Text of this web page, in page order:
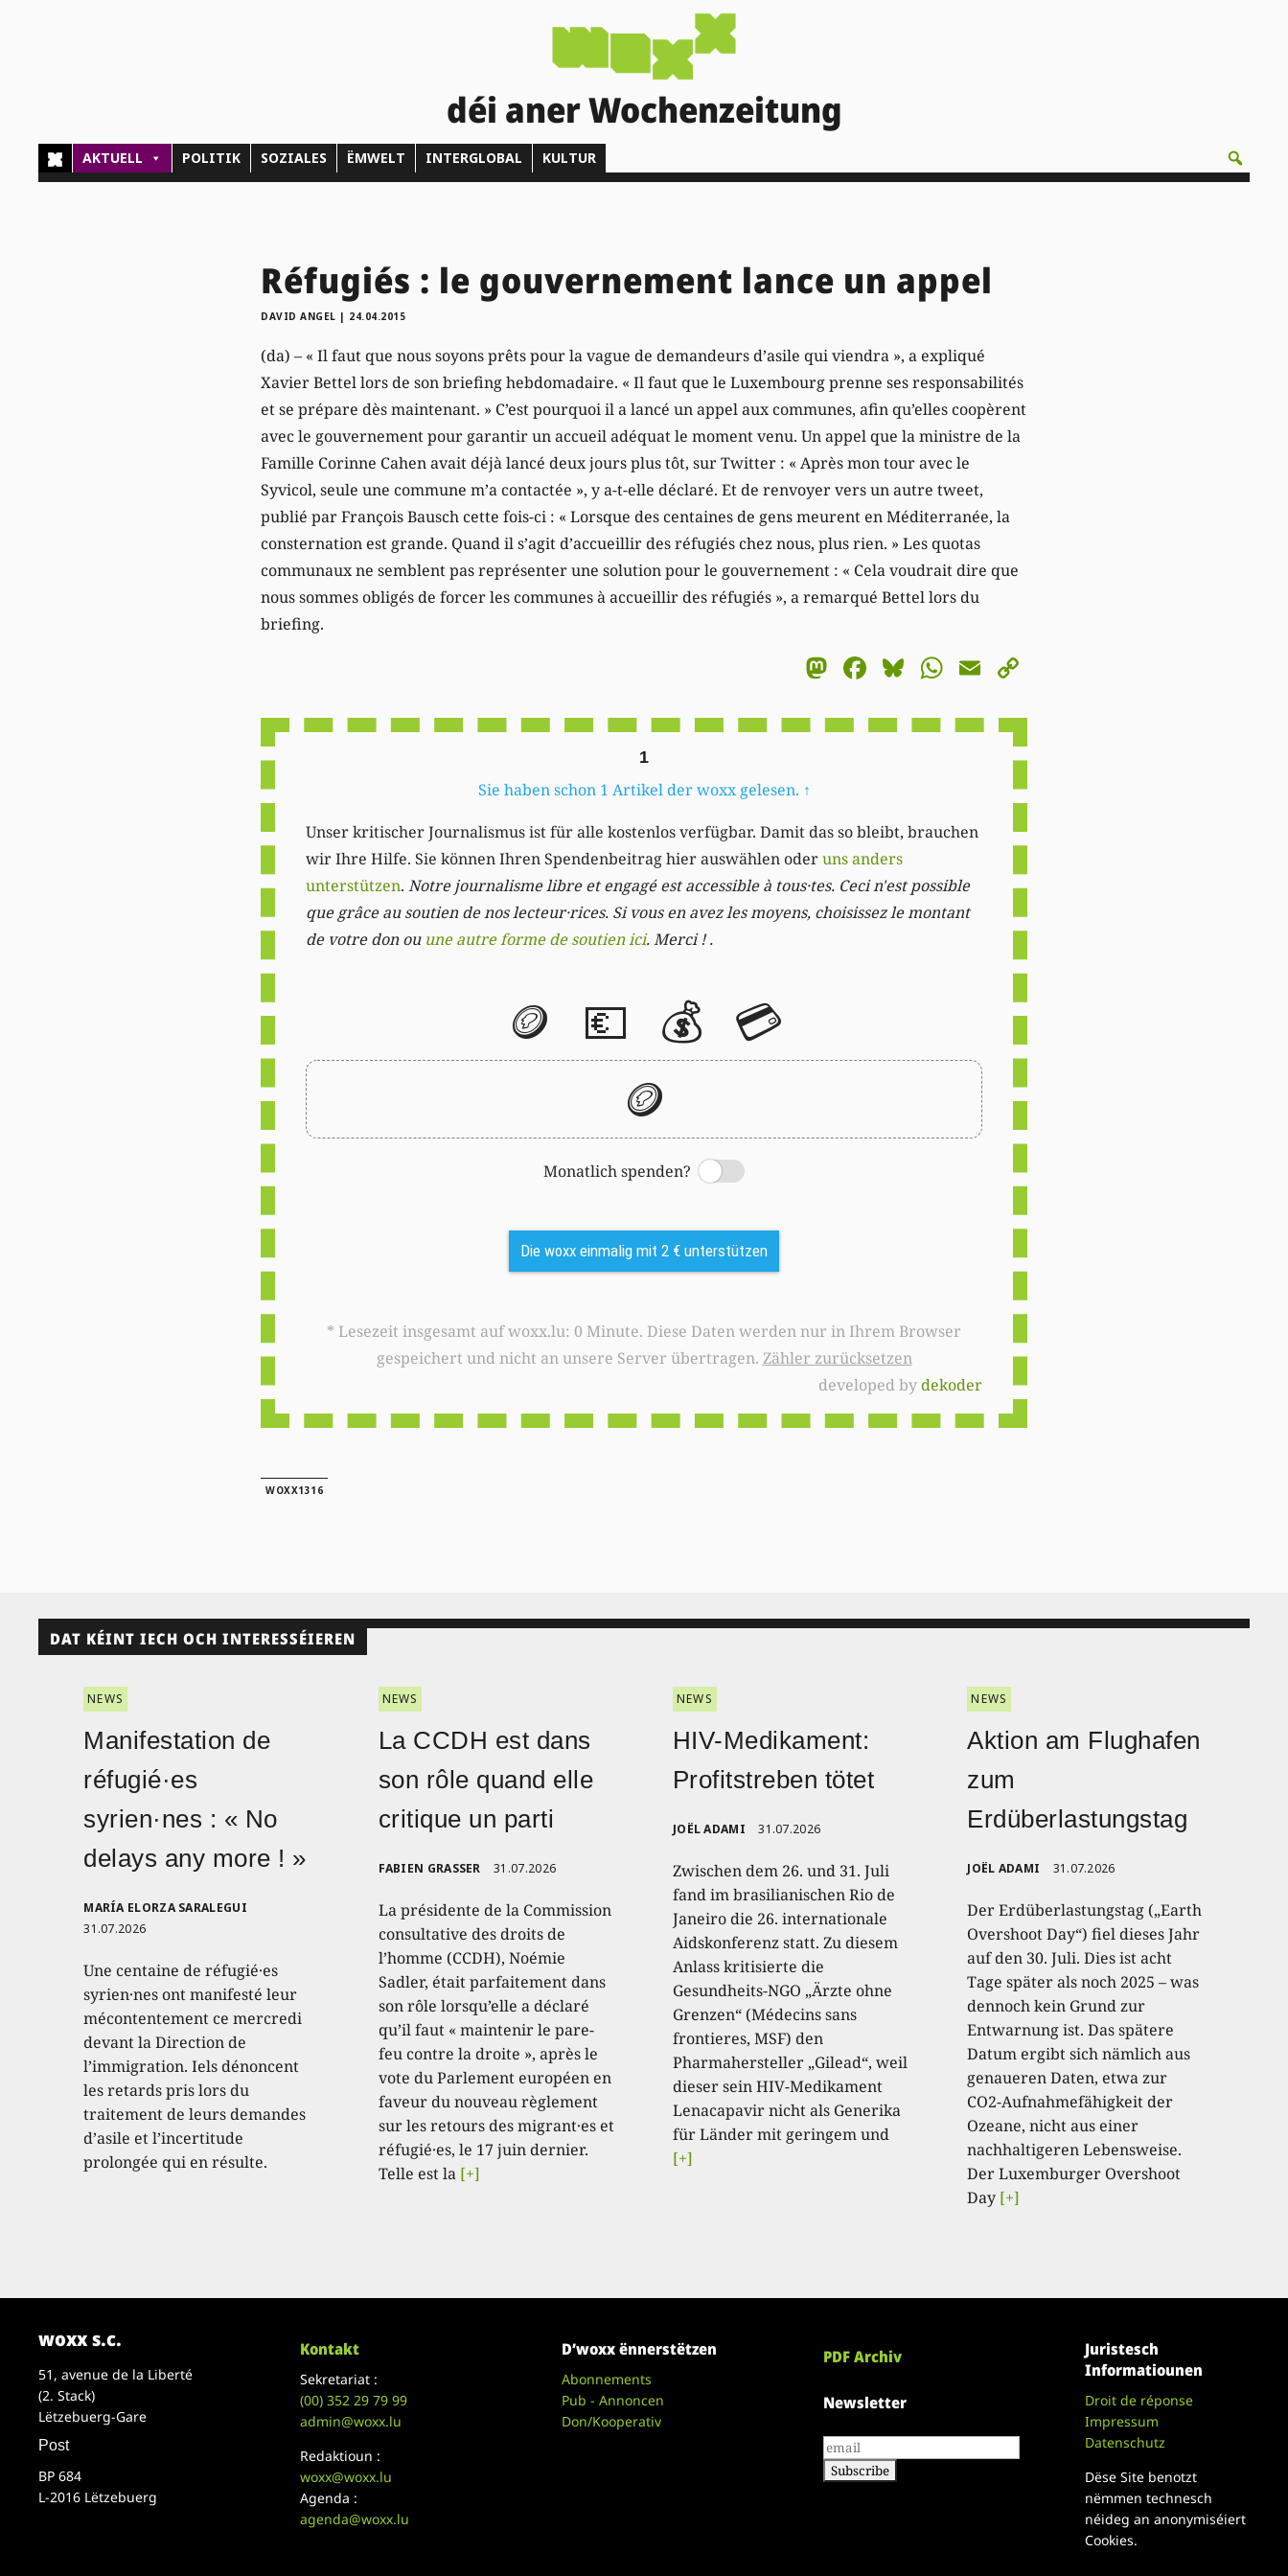
déi aner Wochenzeitung
AKTUELL POLITIK SOZIALES ËMWELT INTERGLOBAL KULTUR
Réfugiés : le gouvernement lance un appel
DAVID ANGEL | 24.04.2015
(da) – « Il faut que nous soyons prêts pour la vague de demandeurs d’asile qui viendra », a expliqué
Xavier Bettel lors de son briefing hebdomadaire. « Il faut que le Luxembourg prenne ses responsabilités
et se prépare dès maintenant. » C’est pourquoi il a lancé un appel aux communes, afin qu’elles coopèrent
avec le gouvernement pour garantir un accueil adéquat le moment venu. Un appel que la ministre de la
Famille Corinne Cahen avait déjà lancé deux jours plus tôt, sur Twitter : « Après mon tour avec le
Syvicol, seule une commune m’a contactée », y a-t-elle déclaré. Et de renvoyer vers un autre tweet,
publié par François Bausch cette fois-ci : « Lorsque des centaines de gens meurent en Méditerranée, la
consternation est grande. Quand il s’agit d’accueillir des réfugiés chez nous, plus rien. » Les quotas
communaux ne semblent pas représenter une solution pour le gouvernement : « Cela voudrait dire que
nous sommes obligés de forcer les communes à accueillir des réfugiés », a remarqué Bettel lors du
briefing.
Mastodon
Facebook
Bluesky
WhatsApp
Email
1
Sie haben schon 1 Artikel der woxx gelesen. ↑
Unser kritischer Journalismus ist für alle kostenlos verfügbar. Damit das so bleibt, brauchen
wir Ihre Hilfe. Sie können Ihren Spendenbeitrag hier auswählen oderuns anders
unterstützen. Notre journalisme libre et engagé est accessible à tous·tes. Ceci n'est possible
que grâce au soutien de nos lecteur·rices. Si vous en avez les moyens, choisissez le montant
de votre don ou une autre forme de soutien ici. Merci ! .
🪙 💶 💰 💳
🪙
Monatlich spenden?
Switch
Die woxx einmalig mit 2 € unterstützen
* Lesezeit insgesamt auf woxx.lu: 0 Minute. Diese Daten werden nur in Ihrem Browser
gespeichert und nicht an unsere Server übertragen. Zähler zurücksetzen
developed bydekoder
WOXX1316
DAT KÉINT IECH OCH INTERESSÉIEREN
NEWS
Manifestation de
réfugié·es
syrien·nes : « No
delays any more ! »
MARÍA ELORZA SARALEGUI
31.07.2026
Une centaine de réfugié·es
syrien·nes ont manifesté leur
mécontentement ce mercredi
devant la Direction de
l’immigration. Iels dénoncent
les retards pris lors du
traitement de leurs demandes
d’asile et l’incertitude
prolongée qui en résulte.
NEWS
La CCDH est dans
son rôle quand elle
critique un parti
FABIEN GRASSER 31.07.2026
La présidente de la Commission
consultative des droits de
l’homme (CCDH), Noémie
Sadler, était parfaitement dans
son rôle lorsqu’elle a déclaré
qu’il faut « maintenir le pare-
feu contre la droite », après le
vote du Parlement européen en
faveur du nouveau règlement
sur les retours des migrant·es et
réfugié·es, le 17 juin dernier.
Telle est la [+]
NEWS
HIV-Medikament:
Profitstreben tötet
JOËL ADAMI 31.07.2026
Zwischen dem 26. und 31. Juli
fand im brasilianischen Rio de
Janeiro die 26. internationale
Aidskonferenz statt. Zu diesem
Anlass kritisierte die
Gesundheits-NGO „Ärzte ohne
Grenzen“ (Médecins sans
frontieres, MSF) den
Pharmahersteller „Gilead“, weil
dieser sein HIV-Medikament
Lenacapavir nicht als Generika
für Länder mit geringem und
[+]
NEWS
Aktion am Flughafen
zum
Erdüberlastungstag
JOËL ADAMI 31.07.2026
Der Erdüberlastungstag („Earth
Overshoot Day“) fiel dieses Jahr
auf den 30. Juli. Dies ist acht
Tage später als noch 2025 – was
dennoch kein Grund zur
Entwarnung ist. Das spätere
Datum ergibt sich nämlich aus
genaueren Daten, etwa zur
CO2-Aufnahmefähigkeit der
Ozeane, nicht aus einer
nachhaltigeren Lebensweise.
Der Luxemburger Overshoot
Day [+]
woxx s.c.
51, avenue de la Liberté
(2. Stack)
Lëtzebuerg-Gare
Post
BP 684
L-2016 Lëtzebuerg
Kontakt
Sekretariat :
(00)352 29 79 99
admin@woxx.lu
Redaktioun :
woxx@woxx.lu
Agenda :
agenda@woxx.lu
D’woxx ënnerstëtzen
Abonnements
Pub - Annoncen
Don/Kooperativ
PDF Archiv
Newsletter
Juristesch
Informatiounen
Droit de réponse
Impressum
Datenschutz
Dëse Site benotzt
nëmmen technesch
néideg an anonymiséiert
Cookies.